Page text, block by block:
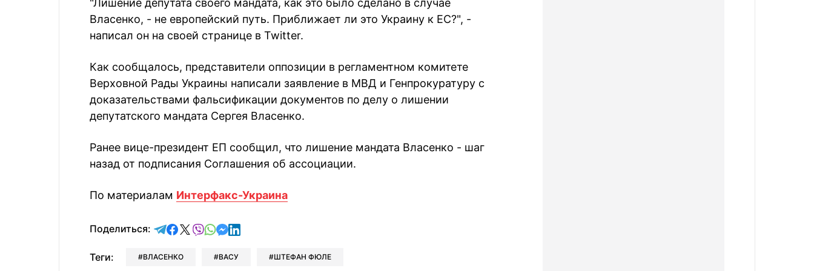
"Лишение депутата своего мандата, как это было сделано в случае
Власенко, - не европейский путь. Приближает ли это Украину к ЕС?", -
написал он на своей странице в Twitter.
Как сообщалось, представители оппозиции в регламентном комитете
Верховной Рады Украины написали заявление в МВД и Генпрокуратуру с
доказательствами фальсификации документов по делу о лишении
депутатского мандата Сергея Власенко.
Ранее вице-президент ЕП сообщил, что лишение мандата Власенко - шаг
назад от подписания Соглашения об ассоциации.
По материалам Интерфакс-Украина
Поделиться: отправить в Telegram
поделиться в Facebook
поделиться в X
отправить в Viber
отправить в Whatsapp
отправить в Messenger
отправить в LinkedIn
Теги: ВЛАСЕНКО ВАСУ ШТЕФАН ФЮЛЕ